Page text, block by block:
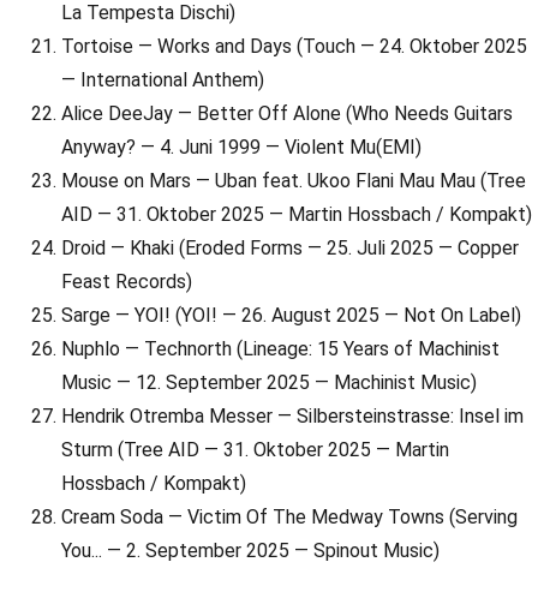
La Tempesta Dischi)
Tortoise — Works and Days (Touch — 24. Oktober 2025
— International Anthem)
Alice DeeJay — Better Off Alone (Who Needs Guitars
Anyway? — 4. Juni 1999 — Violent Mu(EMI)
Mouse on Mars — Uban feat. Ukoo Flani Mau Mau (Tree
AID — 31. Oktober 2025 — Martin Hossbach / Kompakt)
Droid — Khaki (Eroded Forms — 25. Juli 2025 — Copper
Feast Records)
Sarge — YOI! (YOI! — 26. August 2025 — Not On Label)
Nuphlo — Technorth (Lineage: 15 Years of Machinist
Music — 12. September 2025 — Machinist Music)
Hendrik Otremba Messer — Silbersteinstrasse: Insel im
Sturm (Tree AID — 31. Oktober 2025 — Martin
Hossbach / Kompakt)
Cream Soda — Victim Of The Medway Towns (Serving
You... — 2. September 2025 — Spinout Music)